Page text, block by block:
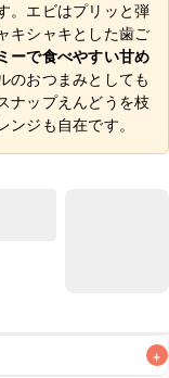
。エビはプリッと弾
キシャキとした歯ご
ーで食べやすい甘め
のおつまみとしても
ナップえんどうを枝
ジも自在です。
+